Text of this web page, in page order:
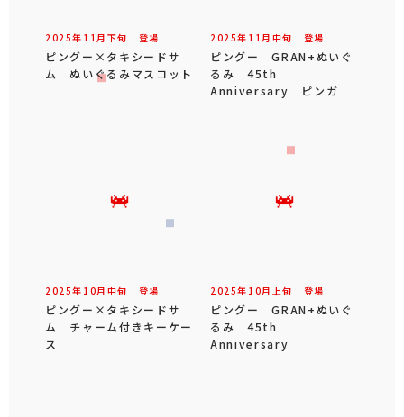
2025年 11 月 下旬 登場
ピングー×タキシードサ
ム ぬいぐるみマスコット
2025年 11 月 中旬 登場
ピングー GRAN+ぬいぐ
るみ 45th
Anniversary ピンガ
2025年 10月 中旬 登場
ピングー×タキシードサ
ム チャーム付きキーケー
ス
2025年 10月 上旬 登場
ピングー GRAN+ぬいぐ
るみ 45th
Anniversary